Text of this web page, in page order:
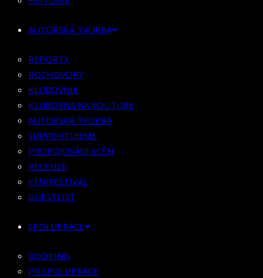
GUESTLIST
SPOLUPRÁCE
BOOKING
PR SPOLUPRÁCE
MERCH
KONTAKT
AUTORSKÁ TVORBA
REPORTY
ROZHOVORY
KLUBOVNÍK
KLUBOVNA NA YOUTUBE
AUTORSKÁ TVORBA
SUPPORTUJEME
PROPOJOVÁNÍ SCÉN
RECENZE
KFN/FESTIVAL
GUESTLIST
SPOLUPRÁCE
BOOKING
PR SPOLUPRÁCE